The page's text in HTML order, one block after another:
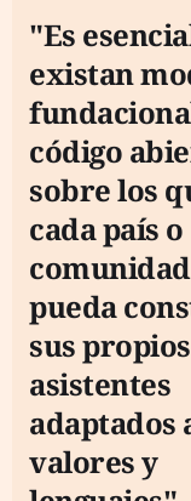
"Es
existan
código
sobre los
cada país o
comunidad
pueda
sus propios
asistentes
adaptados
valores y